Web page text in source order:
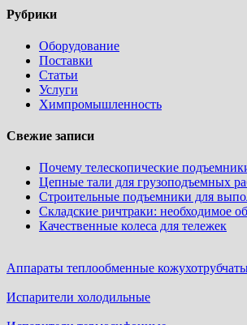
Рубрики
Оборудование
Поставки
Статьи
Услуги
Химпромышленность
Свежие записи
Почему телескопические
Цепные тали для грузоподъемных
Строительные подъемники для
Складские ричтраки: необходимое
Качественные колеса для тележек
Аппараты теплообменные
Испарители холодильные